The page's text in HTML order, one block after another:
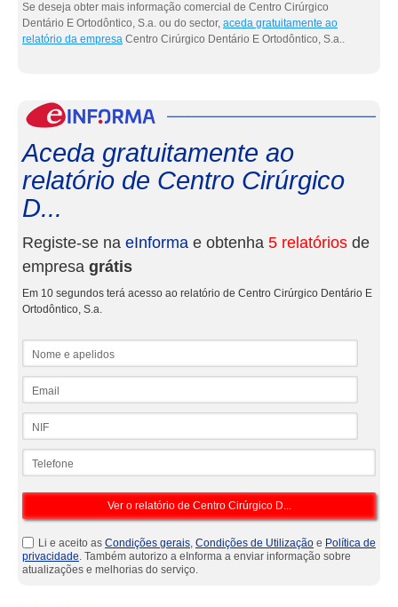
Se deseja obter mais informação comercial de Centro Cirúrgico
Dentário E Ortodôntico, S.a. ou do sector, aceda gratuitamente ao
relatório da empresa Centro Cirúrgico Dentário E Ortodôntico, S.a..
Aceda gratuitamente ao
relatório de Centro Cirúrgico
D...
Registe-se na eInforma e obtenha 5 relatórios de
empresa grátis
Em 10 segundos terá acesso ao relatório de Centro Cirúrgico Dentário E
Ortodôntico, S.a.
Li e aceito as Condições gerais, Condições de Utilização e Política de
privacidade. Também autorizo a eInforma a enviar informação sobre
atualizações e melhorias do serviço.